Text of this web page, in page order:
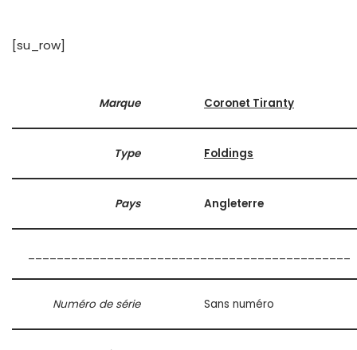
[su_row]
Marque Coronet Tiranty
Type Foldings
Pays Angleterre
Numéro de série Sans numéro